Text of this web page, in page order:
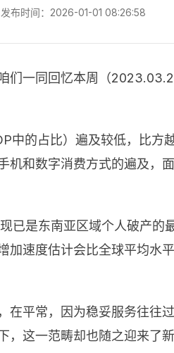
发布时间：2026-01-01 08:26:58
们一同回忆本周（
的占比）遍及较低，比方
和数字消费方式的遍及，
已是东南亚区域个人破产
速度估计会比全球平均水
平常，因为稳妥服务往往
这一范畴却也随之迎来了新